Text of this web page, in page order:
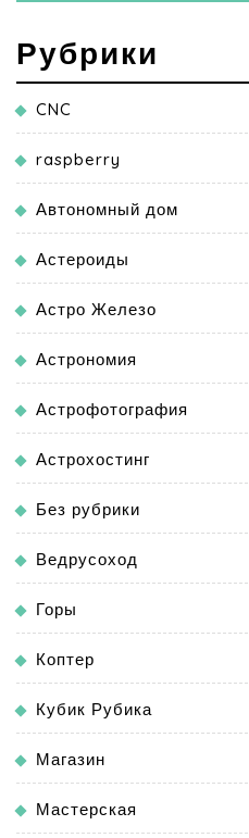
Рубрики
CNC
raspberry
Автономный дом
Астероиды
Астро Железо
Астрономия
Астрофотография
Астрохостинг
Без рубрики
Ведрусоход
Горы
Коптер
Кубик Рубика
Магазин
Мастерская